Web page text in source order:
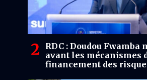
RDC : Doudou Fwamba
avant les mécanismes
financement des